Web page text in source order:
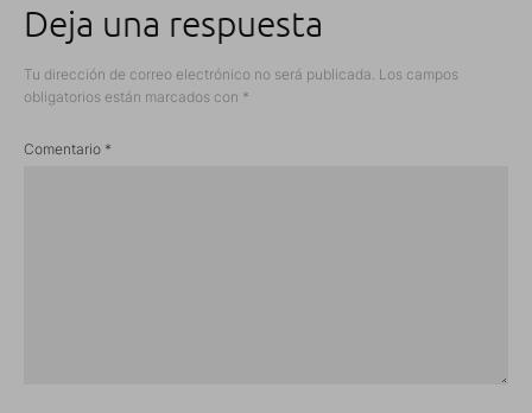
Deja una respuesta
Tu dirección de correo electrónico no será publicada. Los campos
obligatorios están marcados con *
Comentario *